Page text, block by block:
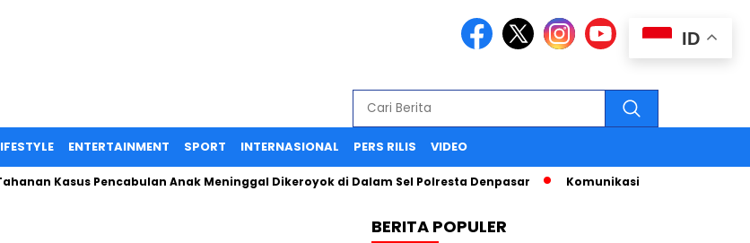
ENTERTAINMENT SPORT INTERNASIONAL PERS RILIS VIDEO
Kasus Pencabulan Anak Meninggal Dikeroyok di Dalam Sel Polresta Denpasar Komunikasi Strategis Publikasi
BERITA POPULER
ID